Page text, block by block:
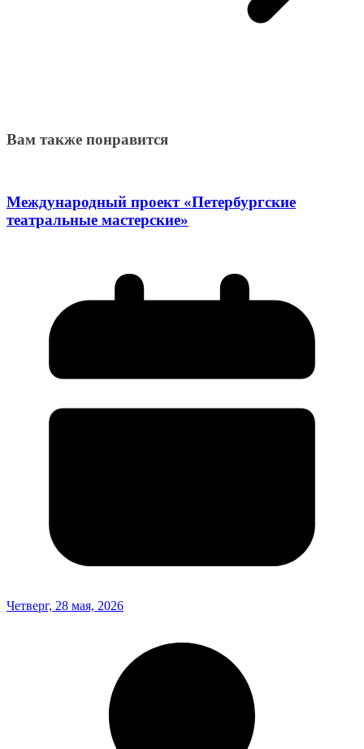
Вам также понравится
Международный проект «Петербургские
театральные мастерские»
Четверг, 28 мая, 2026